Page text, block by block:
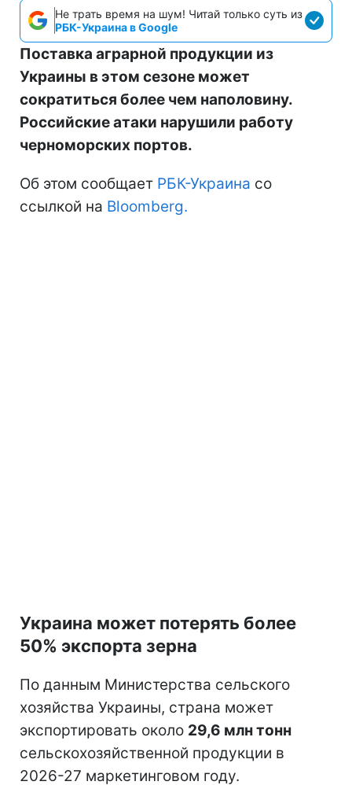
Не трать время на шум! Читай только суть из
РБК-Украина в Google
Поставка аграрной продукции из
Украины в этом сезоне может
сократиться более чем наполовину.
Российские атаки нарушили работу
черноморских портов.
Об этом сообщает РБК-Украина со
ссылкой на Bloomberg.
Украина может потерять более
50% экспорта зерна
По данным Министерства сельского
хозяйства Украины, страна может
экспортировать около 29,6 млн тонн
сельскохозяйственной продукции в
2026-27 маркетинговом году.